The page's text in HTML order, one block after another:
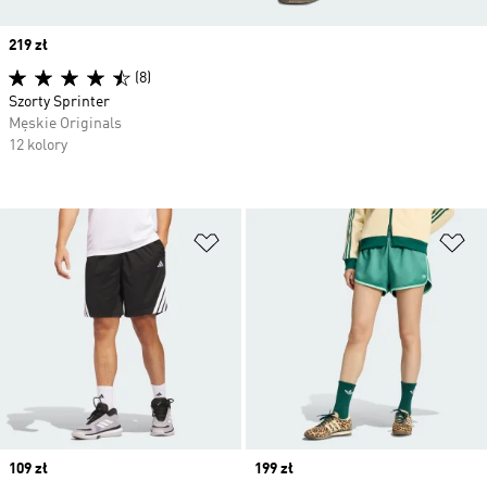
Dodaj do listy życzeń
Price
109 zł
Price
199 zł
Price
219 zł
(8)
Szorty Sprinter
Męskie Originals
12 kolory